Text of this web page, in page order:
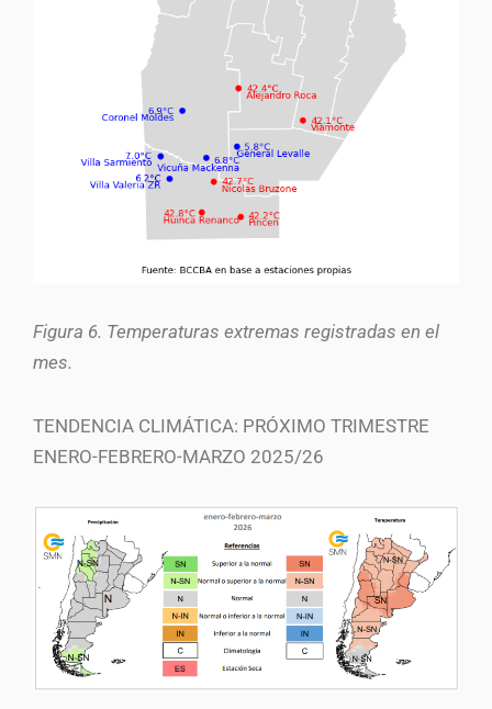
Figura 6. Temperaturas extremas registradas en el
mes.
TENDENCIA CLIMÁTICA: PRÓXIMO TRIMESTRE
ENERO-FEBRERO-MARZO 2025/26